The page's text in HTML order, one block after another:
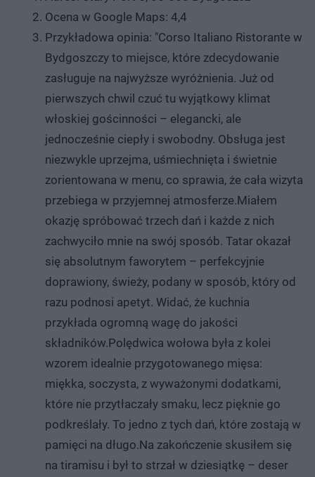
Ocena w Google Maps: 4,4
Przykładowa opinia: "Corso Italiano Ristorante w
Bydgoszczy to miejsce, które zdecydowanie
zasługuje na najwyższe wyróżnienia. Już od
pierwszych chwil czuć tu wyjątkowy klimat
włoskiej gościnności – elegancki, ale
jednocześnie ciepły i swobodny. Obsługa jest
niezwykle uprzejma, uśmiechnięta i świetnie
zorientowana w menu, co sprawia, że cała wizyta
przebiega w przyjemnej atmosferze.Miałem
okazję spróbować trzech dań i każde z nich
zachwyciło mnie na swój sposób. Tatar okazał
się absolutnym faworytem – perfekcyjnie
doprawiony, świeży, podany w sposób, który od
razu podnosi apetyt. Widać, że kuchnia
przykłada ogromną wagę do jakości
składników.Polędwica wołowa była z kolei
wzorem idealnie przygotowanego mięsa:
miękka, soczysta, z wyważonymi dodatkami,
które nie przytłaczały smaku, lecz pięknie go
podkreślały. To jedno z tych dań, które zostają w
pamięci na długo.Na zakończenie skusiłem się
na tiramisu i był to strzał w dziesiątkę – deser